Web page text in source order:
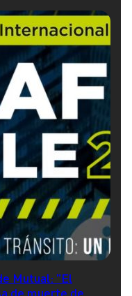
Mutual: "El
de muerte de